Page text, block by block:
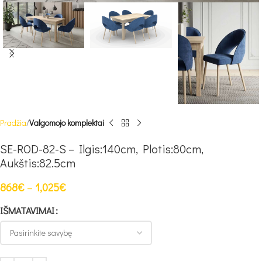
Pradžia Valgomojo komplektai
SE-ROD-82-S – Ilgis:140cm, Plotis:80cm,
Aukštis:82.5cm
868€ – 1,025€
IŠMATAVIMAI